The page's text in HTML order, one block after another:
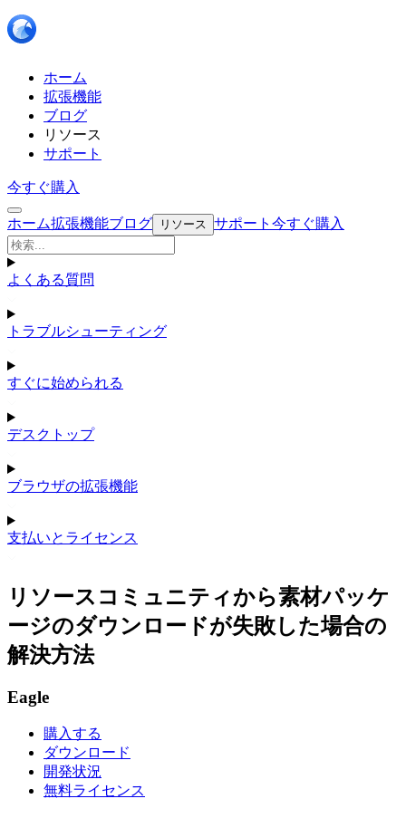
ホーム
拡張機能
ブログ
リソース
サポート
今すぐ購入
ホーム拡張機能ブログ リソース サポート 今すぐ購入
よくある質問
トラブルシューティング
すぐに始められる
デスクトップ
ブラウザの拡張機能
支払いとライセンス
リソースコミュニティから素材パッケ
ージのダウンロードが失敗した場合の
解決方法
Eagle
購入する
ダウンロード
開発状況
無料ライセンス